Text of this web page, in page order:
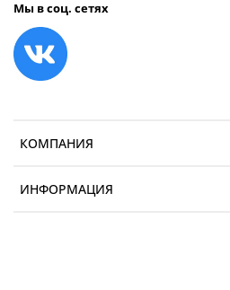
КОМПАНИЯ
ИНФОРМАЦИЯ
Мы в соц. сетях